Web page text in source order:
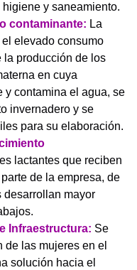
y saneamiento.
contaminante: La
elevado consumo
producción de los
en cuya
y contamina el agua, se
invernadero y se
para su elaboración.
lactantes que reciben
de la empresa, de
desarrollan mayor
Infraestructura: Se
de las mujeres en el
solución hacia el